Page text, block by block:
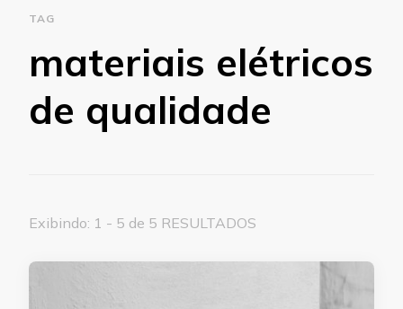
TAG
materiais elétricos
de qualidade
Exibindo: 1 - 5 de 5 RESULTADOS